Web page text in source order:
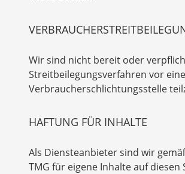
Wir sind nicht bereit oder
Streitbeilegungsverfahren vor
Verbraucherschlichtungsstelle
HAFTUNG FÜR INHALTE
Als Diensteanbieter sind wir
TMG für eigene Inhalte auf diesen